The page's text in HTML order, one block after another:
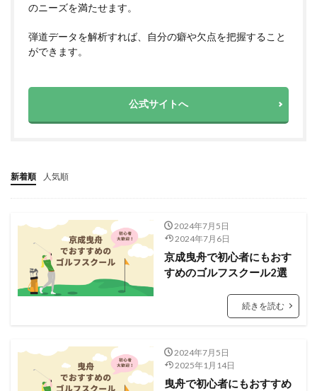
のニーズを満たせます。
弾道データを解析すれば、自分の癖や欠点を把握すること
ができます。
公式サイトへ
新着順 人気順
2024年7月5日
2024年7月6日
京成曳舟で初心者にもおす
すめのゴルフスクール2選
続きを読む
2024年7月5日
2025年1月14日
曳舟で初心者にもおすすめ